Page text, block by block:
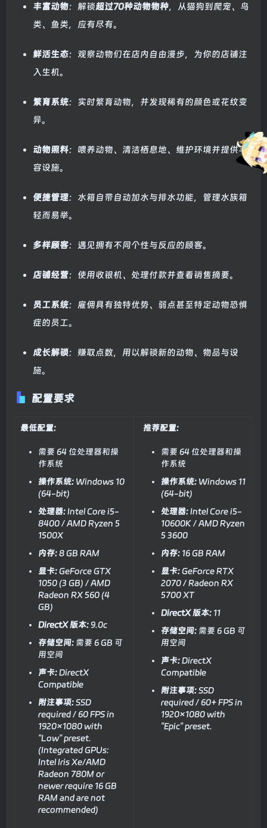
丰富动物：解锁超过70种动物物种，从猫狗到爬宠、鸟
类、鱼类，应有尽有。
鲜活生态：观察动物们在店内自由漫步，为你的店铺注
入生机。
繁育系统：实时繁育动物，并发现稀有的颜色或花纹变
异。
动物照料：喂养动物、清洁栖息地、维护环境并提供丰
容设施。
便捷管理：水箱自带自动加水与排水功能，管理水族箱
轻而易举。
多样顾客：遇见拥有不同个性与反应的顾客。
店铺经营：使用收银机、处理付款并查看销售摘要。
员工系统：雇佣具有独特优势、弱点甚至特定动物恐惧
症的员工。
成长解锁：赚取点数，用以解锁新的动物、物品与设
施。
配置要求
最低配置:
需要 64 位处理器和操
作系统
操作系统: Windows 10
(64-bit)
处理器:Intel Core i5-
8400 / AMD Ryzen 5
1500X
内存:8 GB RAM
显卡:GeForce GTX
1050 (3 GB) / AMD
Radeon RX 560 (4
GB)
DirectX 版本: 9.0c
存储空间: 需要 6 GB 可
用空间
声卡:DirectX
Compatible
附注事项: SSD
required / 60 FPS in
1920×1080 with
"Low" preset.
(Integrated GPUs:
Intel Iris Xe/AMD
Radeon 780M or
newer require 16 GB
RAM and are not
recommended)
推荐配置:
需要 64 位处理器和操
作系统
操作系统: Windows 11
(64-bit)
处理器:Intel Core i5-
10600K / AMD Ryzen
5 3600
内存: 16 GB RAM
显卡:GeForce RTX
2070 / Radeon RX
5700 XT
DirectX 版本: 11
存储空间: 需要 6 GB 可
用空间
声卡:DirectX
Compatible
附注事项: SSD
required / 60+ FPS in
1920×1080 with
"Epic" preset.